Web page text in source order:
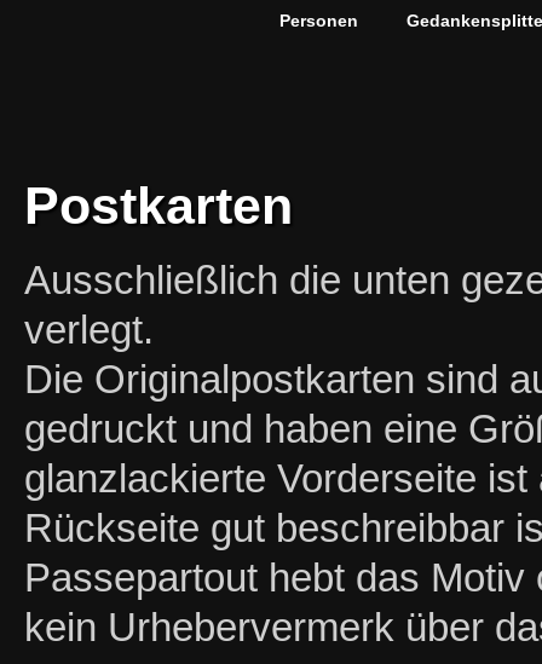
Personen
Postkarten
Ausschließlich die unten
verlegt.
Die Originalpostkarten sind
gedruckt und haben eine
glanzlackierte Vorderseite
Rückseite gut beschreibbar
Passepartout hebt das
kein Urhebervermerk über